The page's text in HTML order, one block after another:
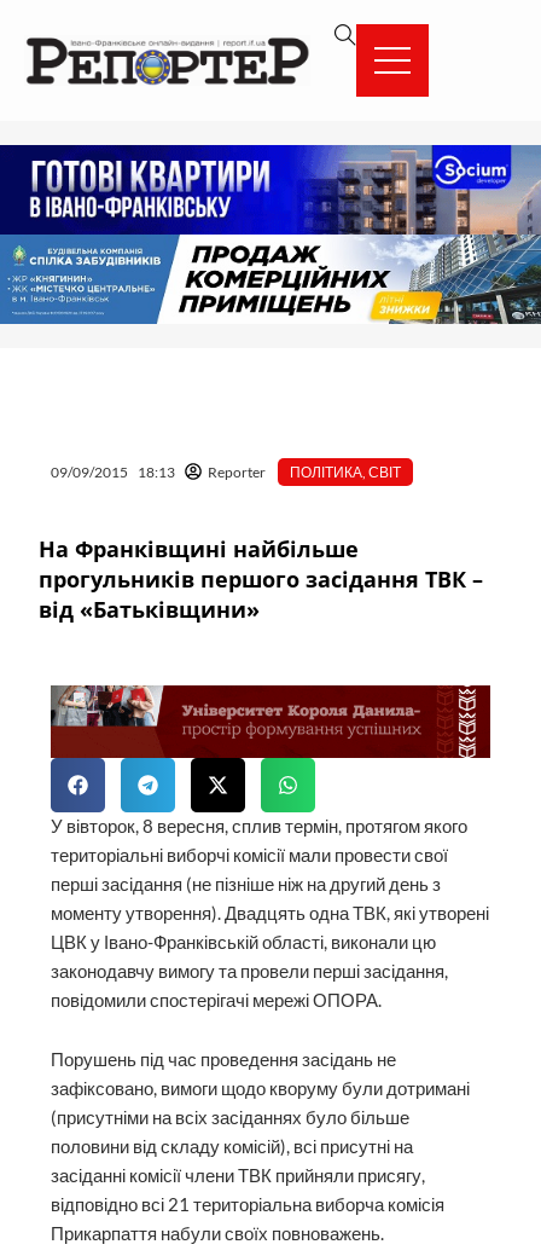
вмісту
09/09/2015 18:13 Reporter ПОЛІТИКА ,СВІТ
На Франківщині найбільше
прогульників першого засідання ТВК –
від «Батьківщини»
У вівторок, 8 вересня, сплив термін, протягом якого
територіальні виборчі комісії мали провести свої
перші засідання (не пізніше ніж на другий день з
моменту утворення). Двадцять одна ТВК, які утворені
ЦВК у Івано-Франківській області, виконали цю
законодавчу вимогу та провели перші засідання,
повідомили спостерігачі мережі ОПОРА.
Порушень під час проведення засідань не
зафіксовано, вимоги щодо кворуму були дотримані
(присутніми на всіх засіданнях було більше
половини від складу комісій), всі присутні на
засіданні комісії члени ТВК прийняли присягу,
відповідно всі 21 територіальна виборча комісія
Прикарпаття набули своїх повноважень.